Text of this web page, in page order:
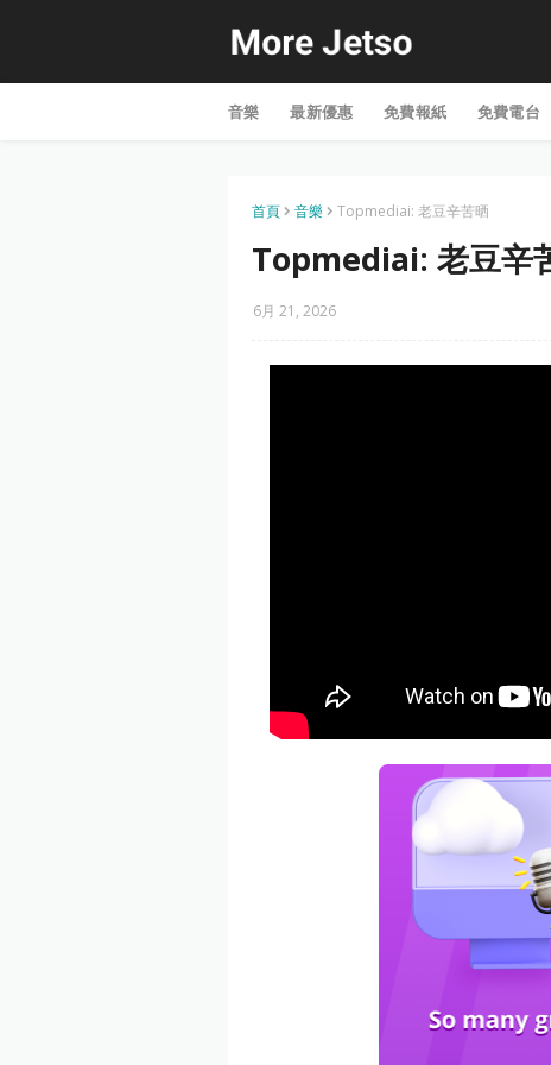
音樂 最新優惠 免費報紙 免費電台
首頁 音樂 Topmediai: 老豆辛苦晒
Topmediai: 老豆辛
6月 21, 2026